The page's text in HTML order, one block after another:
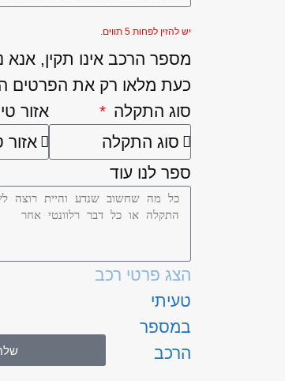
יש להזין לפחות 5 תווים.
מספר הרכב אינו תקין, אנא
כעת מלאו רק את הפרטים
סוג התקלה
אזור
ספר לנו עוד
הצג פרטי רכב
טעיתי
במספר
הרכב